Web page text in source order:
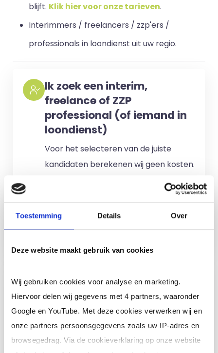
Toestemming Details Over
Deze website maakt gebruik van cookies
Wij gebruiken cookies voor analyse en marketing.
Hiervoor delen wij gegevens met 4 partners, waaronder
Google en YouTube. Met deze cookies verwerken wij en
onze partners persoonsgegevens zoals uw IP-adres en
browsegedrag. Via de cookieverklaring op onze website
blijft. Klik hier voor onze tarieven.
Interimmers / freelancers / zzp'ers /
professionals in loondienst uit uw regio.
Ik zoek een interim,
freelance of ZZP
professional (of iemand in
loondienst)
Voor het selecteren van de juiste
kandidaten berekenen wij geen kosten.
alleen gemaakt als een professional
voor u aan de slag gaat.
Ik ben een interim,
freelance of ZZP
professional (of ik wil in
loondienst)
Je schrijft je in door jouw cv te